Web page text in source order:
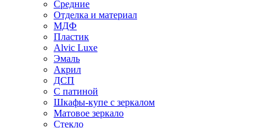
Средние
Отделка и материал
МДФ
Пластик
Alvic Luxe
Эмаль
Акрил
ДСП
С патиной
Шкафы-купе с зеркалом
Матовое зеркало
Стекло